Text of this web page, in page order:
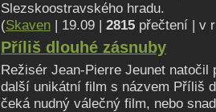
Slezskoostravského hradu.
(Skaven | 19.09 | 2815 přečtení | v
Příliš dlouhé zásnuby
Režisér Jean-Pierre Jeunet natočil
další unikátní film s názvem Příliš
čeká nudný válečný film, nebo